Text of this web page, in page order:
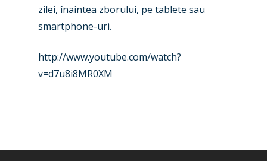
zilei, înaintea zborului, pe tablete sau
smartphone-uri.
http://www.youtube.com/watch?
v=d7u8i8MR0XM